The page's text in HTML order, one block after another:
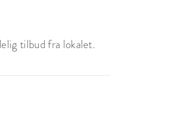
tilbud fra lokalet.